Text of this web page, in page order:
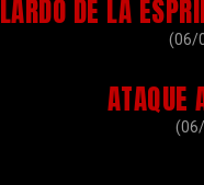
DE LA
(06/
ATAQUE